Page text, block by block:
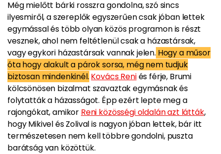
Még mielőtt bárki rosszra gondolna, szó sincs
ilyesmiről, a szereplők egyszerűen csak jóban lettek
egymással és több olyan közös programon is részt
vesznek, ahol nem feltétlenül csak a házastársak,
vagy egykori házastársak vannak jelen. Hogy a műsor
óta hogy alakult a párok sorsa, még nem tudjuk
biztosan mindenkinél. Kovács Reniés férje, Brumi
kölcsönösen bizalmat szavaztak egymásnak és
folytatták a házasságot. Épp ezért lepte meg a
rajongókat, amikor Reni közösségi oldalán azt látták,
hogy Mikivel és Zolival is nagyon jóban lettek, bár itt
természetesen nem kell többre gondolni, puszta
barátság van közöttük.